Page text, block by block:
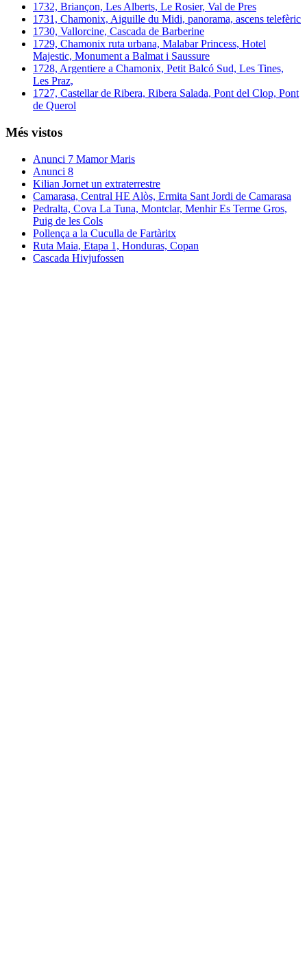
1732, Briançon, Les Alberts, Le Rosier, Val de Pres
1731, Chamonix, Aiguille du Midi, panorama, ascens telefèric
1730, Vallorcine, Cascada de Barberine
1729, Chamonix ruta urbana, Malabar Princess, Hotel
Majestic, Monument a Balmat i Saussure
1728, Argentiere a Chamonix, Petit Balcó Sud, Les Tines,
Les Praz,
1727, Castellar de Ribera, Ribera Salada, Pont del Clop, Pont
de Querol
Més vistos
Anunci 7 Mamor Maris
Anunci 8
Kilian Jornet un extraterrestre
Camarasa, Central HE Alòs, Ermita Sant Jordi de Camarasa
Pedralta, Cova La Tuna, Montclar, Menhir Es Terme Gros,
Puig de les Cols
Pollença a la Cuculla de Fartàritx
Ruta Maia, Etapa 1, Honduras, Copan
Cascada Hivjufossen